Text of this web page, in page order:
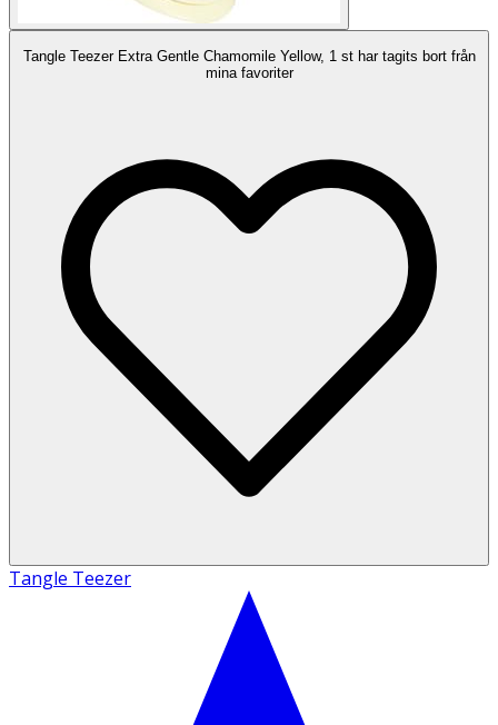
Tangle Teezer Extra Gentle Chamomile Yellow, 1 st har tagits bort från
mina favoriter
Tangle Teezer